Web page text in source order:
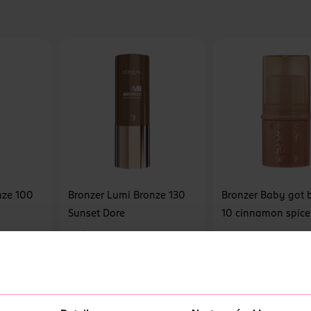
100
Bronzer Lumi Bronze 130
Sunset Dore
Obj. č.: 1378733
Bronzer Baby got
10 cinnamon spice
Obj. č.: 1163247